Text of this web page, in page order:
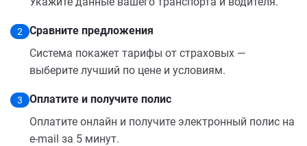
2
Сравните предложения
Система покажет тарифы от страховых —
выберите лучший по цене и условиям.
3
Оплатите и получите полис
Оплатите онлайн и получите электронный полис на
e-mail за 5 минут.